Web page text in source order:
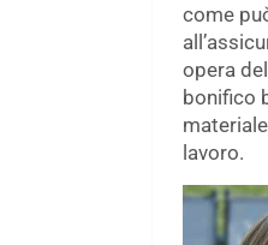
come
opera
bonifico
lavoro.